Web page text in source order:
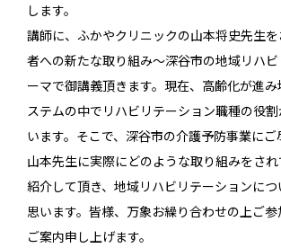
します。
講師に、ふかやクリニックの山本将史先生
者への新たな取り組み〜深谷市の地域リハ
ーマで御講義頂きます。現在、高齢化が進
ステムの中でリハビリテーション職種の役
います。そこで、深谷市の介護予防事業にご
山本先生に実際にどのような取り組みをさ
紹介して頂き、地域リハビリテーションに
思います。皆様、万象お繰り合わせの上ご
ご案内申し上げます。